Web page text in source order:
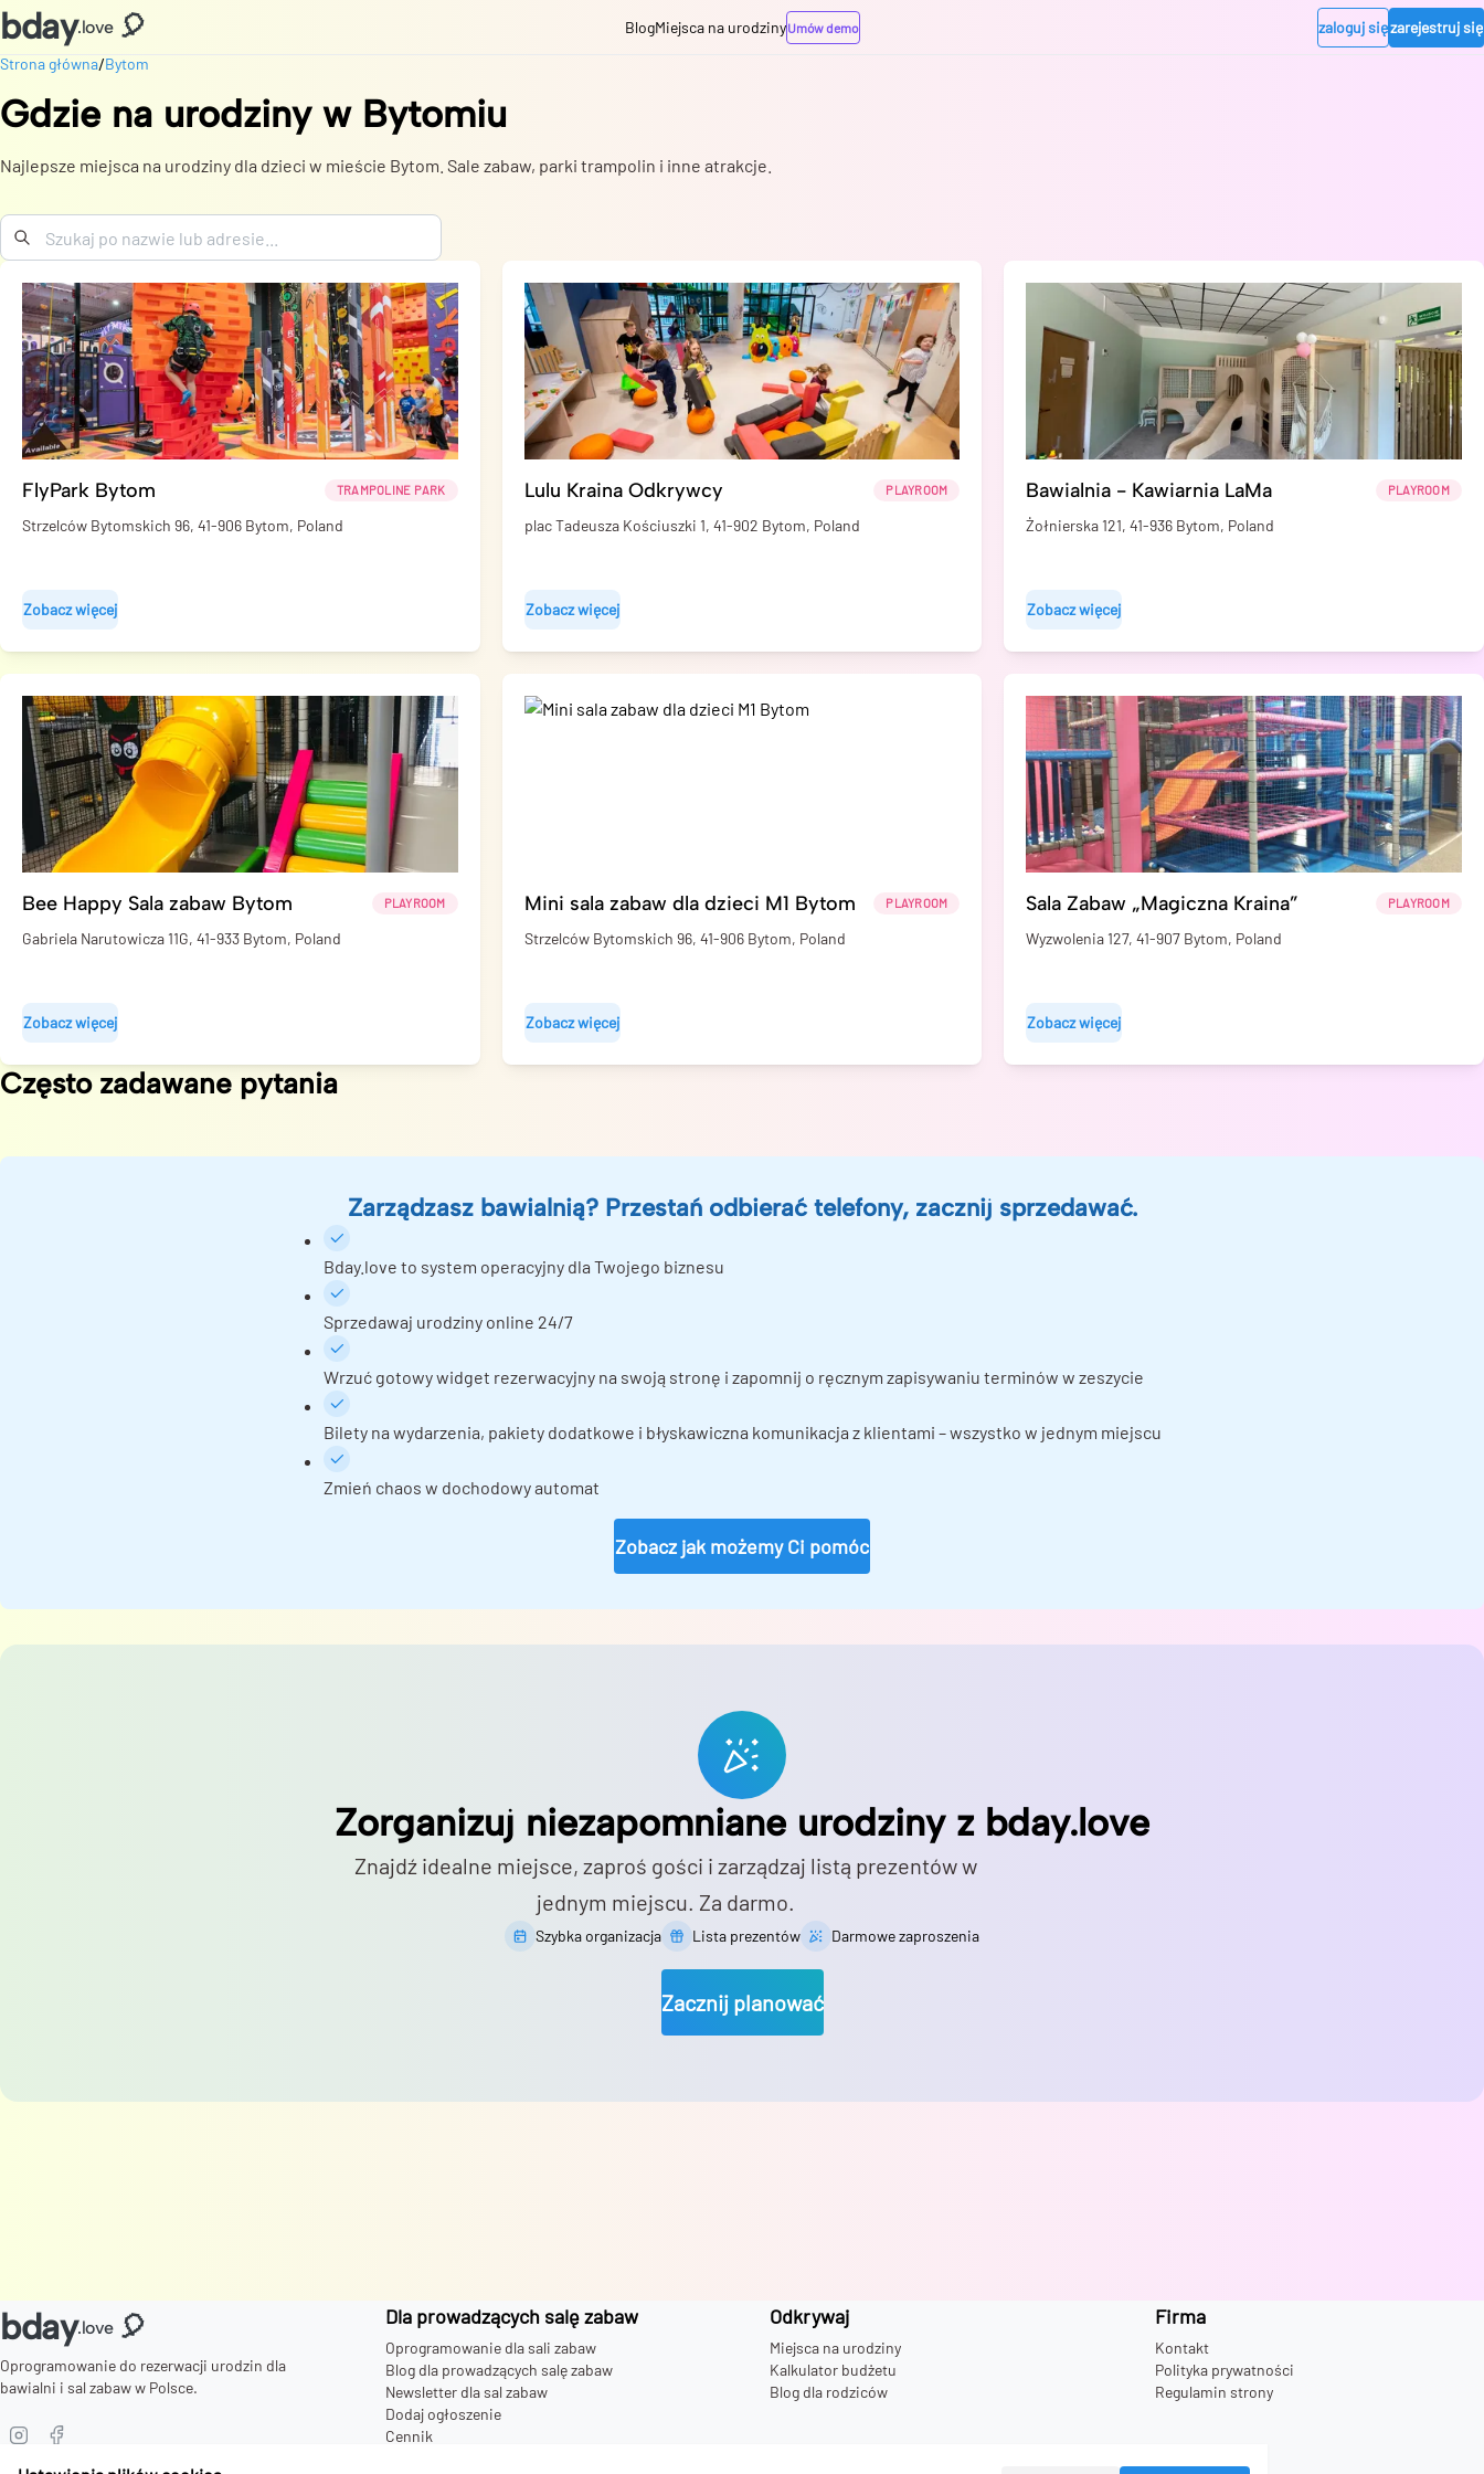
bday.love 🎈 BlogMiejsca na urodzinyUmów demo zaloguj sięzarejestruj się
Strona główna/Bytom
Gdzie na urodziny w Bytomiu
Najlepsze miejsca na urodziny dla dzieci w mieście Bytom. Sale zabaw, parki trampolin i inne atrakcje.
FlyPark Bytom TRAMPOLINE PARK
Strzelców Bytomskich 96, 41-906 Bytom, Poland
Zobacz więcej
Lulu Kraina Odkrywcy PLAYROOM
plac Tadeusza Kościuszki 1, 41-902 Bytom, Poland
Zobacz więcej
Bawialnia - Kawiarnia LaMa PLAYROOM
Żołnierska 121, 41-936 Bytom, Poland
Zobacz więcej
Bee Happy Sala zabaw Bytom PLAYROOM
Gabriela Narutowicza 11G, 41-933 Bytom, Poland
Zobacz więcej
Mini sala zabaw dla dzieci M1 Bytom PLAYROOM
Strzelców Bytomskich 96, 41-906 Bytom, Poland
Zobacz więcej
Sala Zabaw „Magiczna Kraina” PLAYROOM
Wyzwolenia 127, 41-907 Bytom, Poland
Zobacz więcej
Często zadawane pytania
Zarządzasz bawialnią? Przestań odbierać telefony, zacznij sprzedawać.
Bday.love to system operacyjny dla Twojego biznesu
Sprzedawaj urodziny online 24/7
Wrzuć gotowy widget rezerwacyjny na swoją stronę i zapomnij o ręcznym zapisywaniu terminów w zeszycie
Bilety na wydarzenia, pakiety dodatkowe i błyskawiczna komunikacja z klientami – wszystko w jednym miejscu
Zmień chaos w dochodowy automat
Zobacz jak możemy Ci pomóc
Zorganizuj niezapomniane urodziny z bday.love
Znajdź idealne miejsce, zaproś gości i zarządzaj listą prezentów w
jednym miejscu. Za darmo.
Szybka organizacja Lista prezentów Darmowe zaproszenia
Zacznij planować
bday.love 🎈
Oprogramowanie do rezerwacji urodzin dla
bawialni i sal zabaw w Polsce.
Dla prowadzących salę zabaw
Oprogramowanie dla sali zabaw
Blog dla prowadzących salę zabaw
Newsletter dla sal zabaw
Dodaj ogłoszenie
Cennik
Odkrywaj
Miejsca na urodziny
Kalkulator budżetu
Blog dla rodziców
Firma
Kontakt
Polityka prywatności
Regulamin strony